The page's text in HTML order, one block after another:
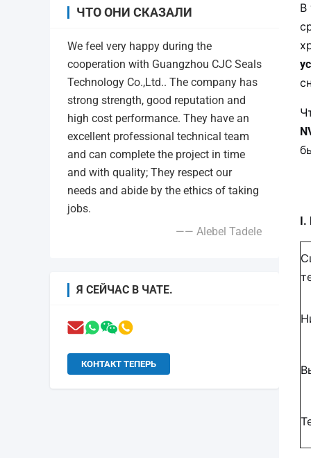
В
I.
ЧТО ОНИ СКАЗАЛИ
We feel very happy during the
cooperation with Guangzhou CJC Seals
Technology Co.,Ltd.. The company has
strong strength, good reputation and
high cost performance. They have an
excellent professional technical team
and can complete the project in time
and with quality; They respect our
needs and abide by the ethics of taking
jobs.
—— Alebel Tadele
Я СЕЙЧАС В ЧАТЕ.
КОНТАКТ ТЕПЕРЬ